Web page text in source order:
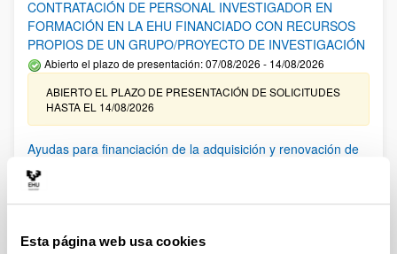
Esta página web usa cookies
CONTRATACIÓN DE PERSONAL INVESTIGADOR EN
FORMACIÓN EN LA EHU FINANCIADO CON RECURSOS
PROPIOS DE UN GRUPO/PROYECTO DE INVESTIGACIÓN
Abierto el plazo de presentación: 07/08/2026 - 14/08/2026
ABIERTO EL PLAZO DE PRESENTACIÓN DE SOLICITUDES
HASTA EL 14/08/2026
Ayudas para financiación de la adquisición y renovación de
infraestructura científica y fondos bibliográficos en la
UPV/EHU 2026
Trámite abierto
25/03/2026: Corrección de errores del listado provisional de
solicitudes admitidas y excluidas. 23/03/2026: Relación